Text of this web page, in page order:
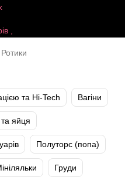
Ротики
та Hi-Tech Вагіни
яйця
Полуторс (попа)
Груди